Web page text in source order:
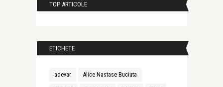
TOP ARTICOLE
ETICHETE
adevar Alice Nastase Buciuta